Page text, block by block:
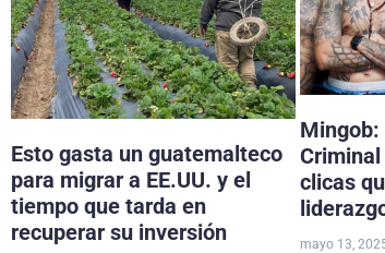
Esto gasta un guatemalteco
para migrar a EE.UU. y el
tiempo que tarda en
recuperar su inversión
clicas
mayo 13,